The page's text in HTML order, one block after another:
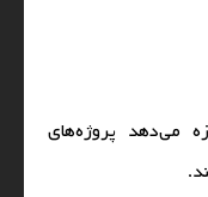
می‌دهد پروژه‌های